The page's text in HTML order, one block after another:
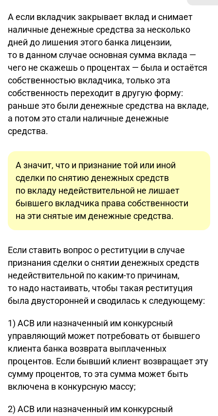
А если вкладчик закрывает вклад и снимает
наличные денежные средства за несколько
дней до лишения этого банка лицензии,
то в данном случае основная сумма вклада —
чего не скажешь о процентах — была и остаётся
собственностью вкладчика, только эта
собственность переходит в другую форму:
раньше это были денежные средства на вкладе,
а потом это стали наличные денежные
средства.
А значит, что и признание той или иной
сделки по снятию денежных средств
по вкладу недействительной не лишает
бывшего вкладчика права собственности
на эти снятые им денежные средства.
Если ставить вопрос о реституции в случае
признания сделки о снятии денежных средств
недействительной по каким-то причинам,
то надо настаивать, чтобы такая реституция
была двусторонней и сводилась к следующему:
1) АСВ или назначенный им конкурсный
управляющий может потребовать от бывшего
клиента банка возврата выплаченных
процентов. Если бывший клиент возвращает эту
сумму процентов, то эта сумма может быть
включена в конкурсную массу;
2) АСВ или назначенный им конкурсный